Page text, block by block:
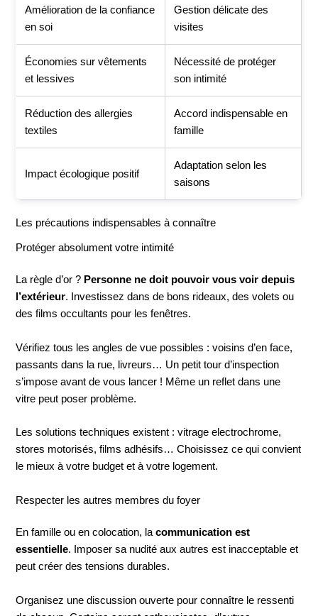
Amélioration de la confiance
en soi
Gestion délicate des
visites
Économies sur vêtements
et lessives
Nécessité de protéger
son intimité
Réduction des allergies
textiles
Accord indispensable en
famille
Impact écologique positif
Adaptation selon les
saisons
Les précautions indispensables à connaître
Protéger absolument votre intimité
La règle d’or ? Personne ne doit pouvoir vous voir depuis
l’extérieur. Investissez dans de bons rideaux, des volets ou
des films occultants pour les fenêtres.
Vérifiez tous les angles de vue possibles : voisins d’en face,
passants dans la rue, livreurs… Un petit tour d’inspection
s’impose avant de vous lancer ! Même un reflet dans une
vitre peut poser problème.
Les solutions techniques existent : vitrage electrochrome,
stores motorisés, films adhésifs… Choisissez ce qui convient
le mieux à votre budget et à votre logement.
Respecter les autres membres du foyer
En famille ou en colocation, lacommunication est
essentielle. Imposer sa nudité aux autres est inacceptable et
peut créer des tensions durables.
Organisez une discussion ouverte pour connaître le ressenti